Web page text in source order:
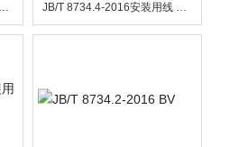
JB/T 8734.4-2016安装用线 AV-
90